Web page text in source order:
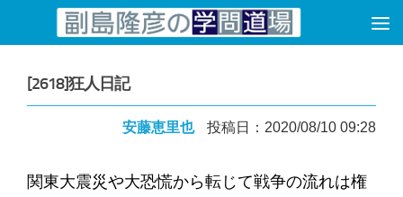
コンテンツへスキップ
[2618]狂人日記
安藤恵里也 投稿日：2020/08/10 09:28
関東大震災や大恐慌から転じて戦争の流れは権